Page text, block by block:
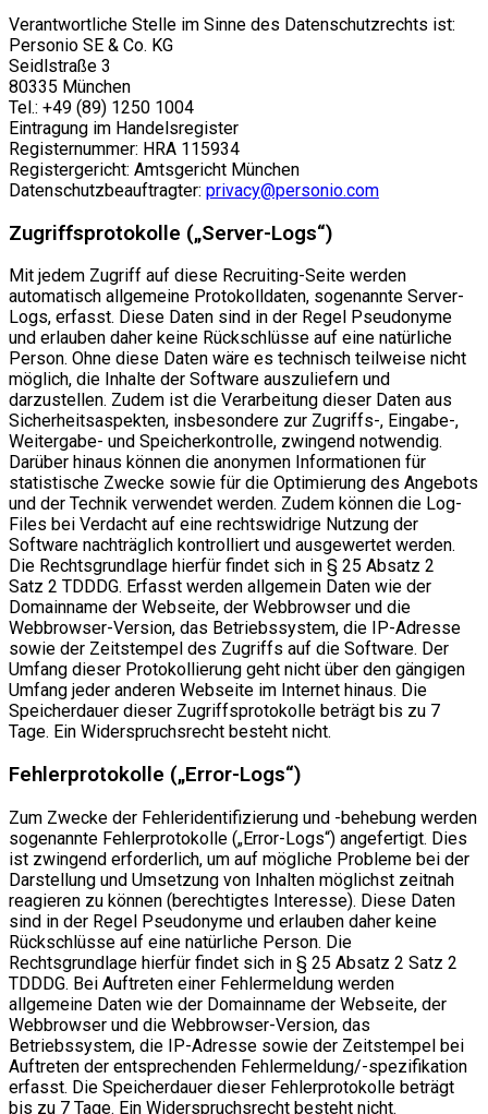
Verantwortliche Stelle im Sinne des Datenschutzrechts ist:
Personio SE & Co. KG
Seidlstraße 3
80335 München
Tel.: +49 (89) 1250 1004
Eintragung im Handelsregister
Registernummer: HRA 115934
Registergericht: Amtsgericht München
Datenschutzbeauftragter: privacy@personio.com
Zugriffsprotokolle („Server-Logs“)
Mit jedem Zugriff auf diese Recruiting-Seite werden
automatisch allgemeine Protokolldaten, sogenannte Server-
Logs, erfasst. Diese Daten sind in der Regel Pseudonyme
und erlauben daher keine Rückschlüsse auf eine natürliche
Person. Ohne diese Daten wäre es technisch teilweise nicht
möglich, die Inhalte der Software auszuliefern und
darzustellen. Zudem ist die Verarbeitung dieser Daten aus
Sicherheitsaspekten, insbesondere zur Zugriffs-, Eingabe-,
Weitergabe- und Speicherkontrolle, zwingend notwendig.
Darüber hinaus können die anonymen Informationen für
statistische Zwecke sowie für die Optimierung des Angebots
und der Technik verwendet werden. Zudem können die Log-
Files bei Verdacht auf eine rechtswidrige Nutzung der
Software nachträglich kontrolliert und ausgewertet werden.
Die Rechtsgrundlage hierfür findet sich in § 25 Absatz 2
Satz 2 TDDDG. Erfasst werden allgemein Daten wie der
Domainname der Webseite, der Webbrowser und die
Webbrowser-Version, das Betriebssystem, die IP-Adresse
sowie der Zeitstempel des Zugriffs auf die Software. Der
Umfang dieser Protokollierung geht nicht über den gängigen
Umfang jeder anderen Webseite im Internet hinaus. Die
Speicherdauer dieser Zugriffsprotokolle beträgt bis zu 7
Tage. Ein Widerspruchsrecht besteht nicht.
Fehlerprotokolle („Error-Logs“)
Zum Zwecke der Fehleridentifizierung und -behebung werden
sogenannte Fehlerprotokolle („Error-Logs“) angefertigt. Dies
ist zwingend erforderlich, um auf mögliche Probleme bei der
Darstellung und Umsetzung von Inhalten möglichst zeitnah
reagieren zu können (berechtigtes Interesse). Diese Daten
sind in der Regel Pseudonyme und erlauben daher keine
Rückschlüsse auf eine natürliche Person. Die
Rechtsgrundlage hierfür findet sich in § 25 Absatz 2 Satz 2
TDDDG. Bei Auftreten einer Fehlermeldung werden
allgemeine Daten wie der Domainname der Webseite, der
Webbrowser und die Webbrowser-Version, das
Betriebssystem, die IP-Adresse sowie der Zeitstempel bei
Auftreten der entsprechenden Fehlermeldung/-spezifikation
erfasst. Die Speicherdauer dieser Fehlerprotokolle beträgt
bis zu 7 Tage. Ein Widerspruchsrecht besteht nicht.